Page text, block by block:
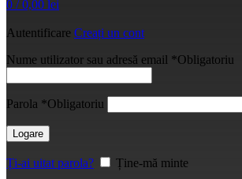
0 / 0,00 lei
Autentificare Creați un cont
Nume utilizator sau adresă email *Obligatoriu
Parola *Obligatoriu
Logare
Ți-ai uitat parola?
Ține-mă minte